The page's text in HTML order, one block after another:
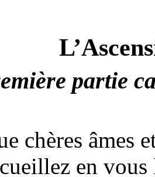
partie
chères âmes
en